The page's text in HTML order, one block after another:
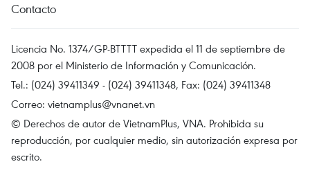
Contacto
Licencia No. 1374/GP-BTTTT expedida el 11 de septiembre de
2008 por el Ministerio de Información y Comunicación.
Tel.: (024) 39411349 - (024) 39411348, Fax: (024) 39411348
Correo: vietnamplus@vnanet.vn
© Derechos de autor de VietnamPlus, VNA. Prohibida su
reproducción, por cualquier medio, sin autorización expresa por
escrito.